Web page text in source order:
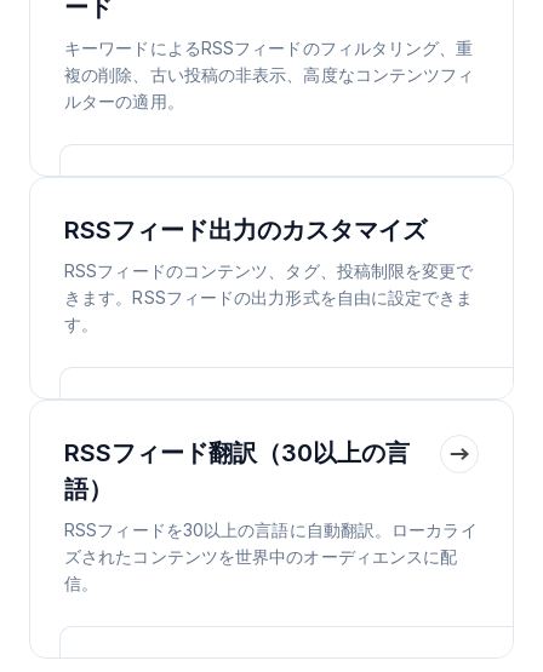
ード
キーワードによるRSSフィードのフィルタリング、重
複の削除、古い投稿の非表示、高度なコンテンツフィ
ルターの適用。
RSSフィード出力のカスタマイズ
RSSフィードのコンテンツ、タグ、投稿制限を変更で
きます。RSSフィードの出力形式を自由に設定できま
す。
RSSフィード翻訳（30以上の言
語）
RSSフィードを30以上の言語に自動翻訳。ローカライ
ズされたコンテンツを世界中のオーディエンスに配
信。